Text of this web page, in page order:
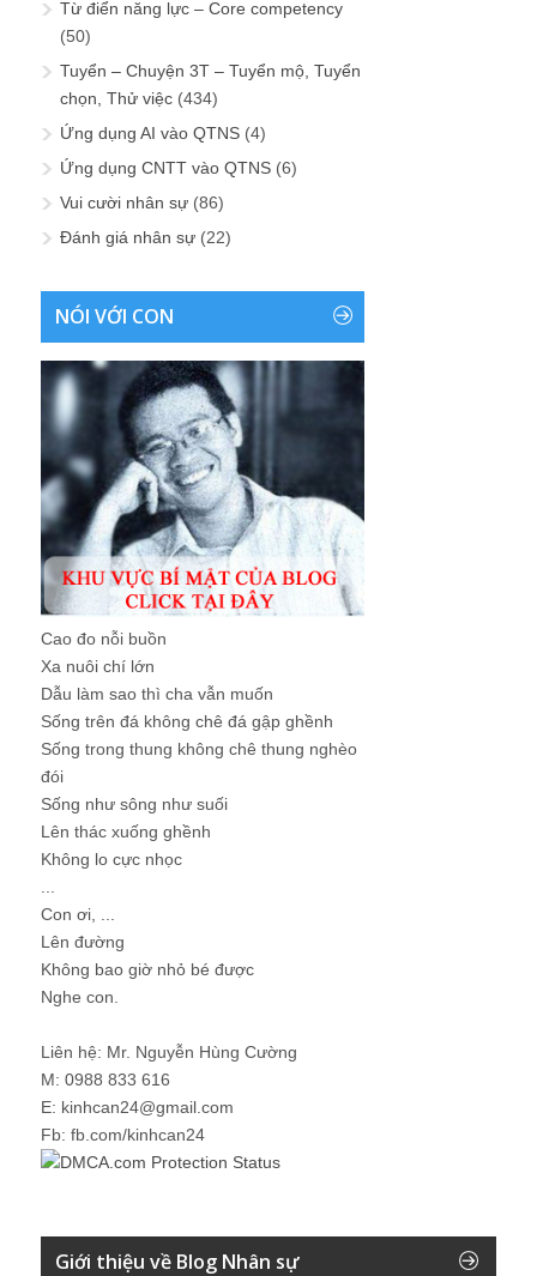
Từ điển năng lực – Core competency
(50)
Tuyển – Chuyện 3T – Tuyển mộ, Tuyển
chọn, Thử việc (434)
Ứng dụng AI vào QTNS (4)
Ứng dụng CNTT vào QTNS (6)
Vui cười nhân sự (86)
Đánh giá nhân sự (22)
NÓI VỚI CON
Cao đo nỗi buồn
Xa nuôi chí lớn
Dẫu làm sao thì cha vẫn muốn
Sống trên đá không chê đá gập ghềnh
Sống trong thung không chê thung nghèo
đói
Sống như sông như suối
Lên thác xuống ghềnh
Không lo cực nhọc
Con ơi, ...
Lên đường
Không bao giờ nhỏ bé được
Nghe con.
Liên hệ: Mr. Nguyễn Hùng Cường
M: 0988 833 616
E: kinhcan24@gmail.com
Fb: fb.com/kinhcan24
Giới thiệu về Blog Nhân sự